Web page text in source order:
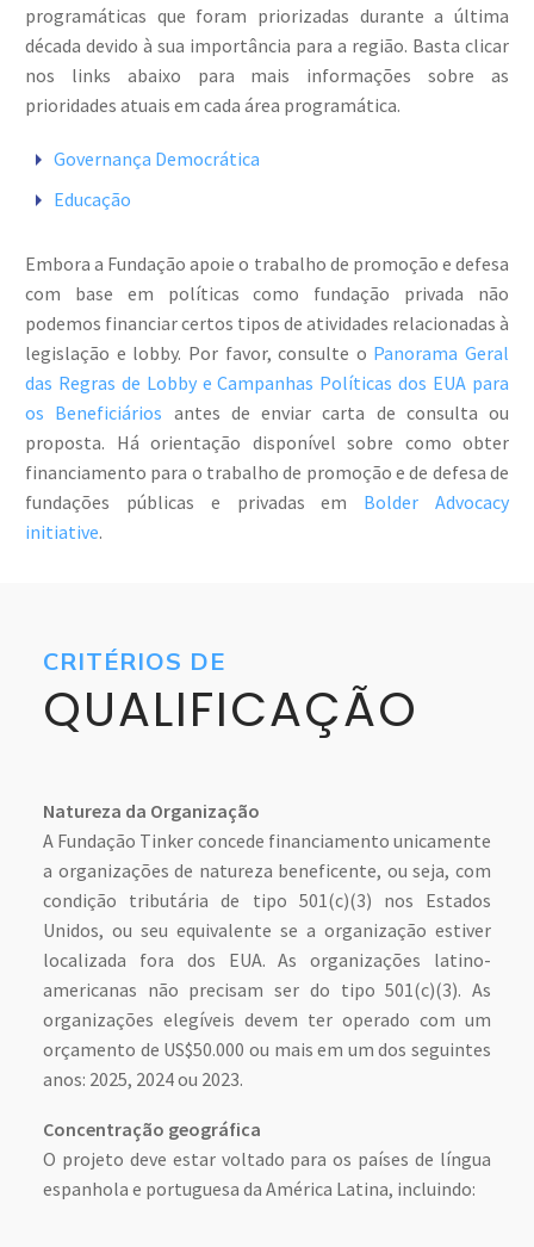
programáticas que foram priorizadas durante a última
década devido à sua importância para a região. Basta clicar
nos links abaixo para mais informações sobre as
prioridades atuais em cada área programática.

 Governança Democrática

 Educação
Embora a Fundação apoie o trabalho de promoção e defesa
com base em políticas como fundação privada não
podemos financiar certos tipos de atividades relacionadas à
legislação e lobby. Por favor, consulte o Panorama Geral
das Regras de Lobby e Campanhas Políticas dos EUA para
os Beneficiários antes de enviar carta de consulta ou
proposta. Há orientação disponível sobre como obter
financiamento para o trabalho de promoção e de defesa de
fundações públicas e privadas em Bolder Advocacy
initiative.
CRITÉRIOS DE
QUALIFICAÇÃO
Natureza da Organização
A Fundação Tinker concede financiamento unicamente
a organizações de natureza beneficente, ou seja, com
condição tributária de tipo 501(c)(3) nos Estados
Unidos, ou seu equivalente se a organização estiver
localizada fora dos EUA. As organizações latino-
americanas não precisam ser do tipo 501(c)(3). As
organizações elegíveis devem ter operado com um
orçamento de US$50.000 ou mais em um dos seguintes
anos: 2025, 2024 ou 2023.
Concentração geográfica
O projeto deve estar voltado para os países de língua
espanhola e portuguesa da América Latina, incluindo: